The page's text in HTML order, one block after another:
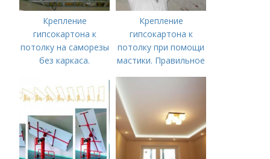
Крепление
гипсокартона к
потолку на саморезы
без каркаса.
выполнения
несущего каркаса
Крепление
гипсокартона к
потолку при помощи
мастики. Правильное
листов без каркаса